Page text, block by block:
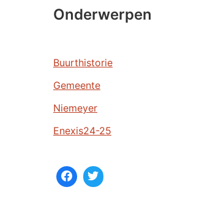
c
e
e
n
Onderwerpen
Buurthistorie
Gemeente
Niemeyer
Enexis24-25